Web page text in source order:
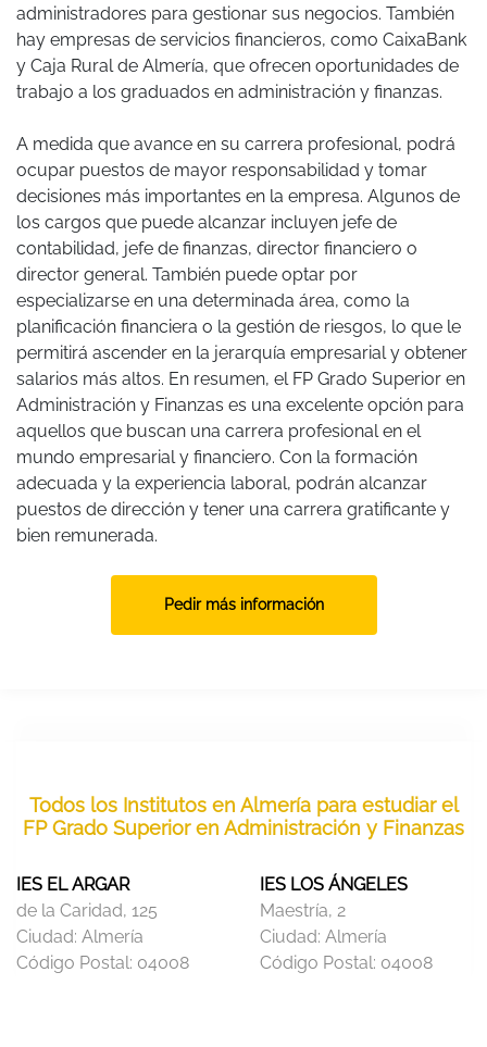
administradores para gestionar sus negocios. También
hay empresas de servicios financieros, como CaixaBank
y Caja Rural de Almería, que ofrecen oportunidades de
trabajo a los graduados en administración y finanzas.
A medida que avance en su carrera profesional, podrá
ocupar puestos de mayor responsabilidad y tomar
decisiones más importantes en la empresa. Algunos de
los cargos que puede alcanzar incluyen jefe de
contabilidad, jefe de finanzas, director financiero o
director general. También puede optar por
especializarse en una determinada área, como la
planificación financiera o la gestión de riesgos, lo que le
permitirá ascender en la jerarquía empresarial y obtener
salarios más altos. En resumen, el FP Grado Superior en
Administración y Finanzas es una excelente opción para
aquellos que buscan una carrera profesional en el
mundo empresarial y financiero. Con la formación
adecuada y la experiencia laboral, podrán alcanzar
puestos de dirección y tener una carrera gratificante y
bien remunerada.
Pedir más información
Todos los Institutos en Almería para estudiar el
FP Grado Superior en Administración y Finanzas
IES EL ARGAR
de la Caridad, 125
Ciudad: Almería
Código Postal: 04008
IES LOS ÁNGELES
Maestría, 2
Ciudad: Almería
Código Postal: 04008